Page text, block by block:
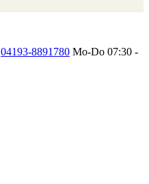
04193-8891780 Mo-Do 07:30 -